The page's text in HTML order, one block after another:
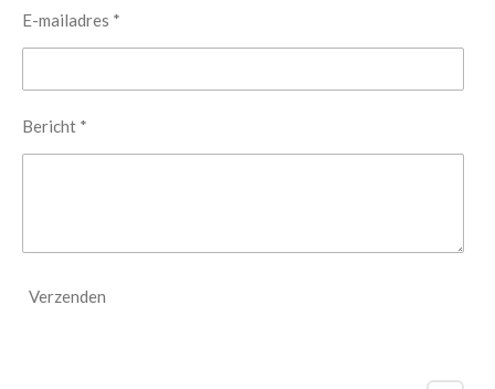
E-mailadres *
Bericht *
Verzenden